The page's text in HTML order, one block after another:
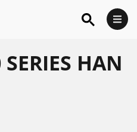
HAN